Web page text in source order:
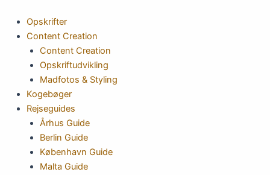
indholdet
Opskrifter
Content Creation
Content Creation
Opskriftudvikling
Madfotos & Styling
Kogebøger
Rejseguides
Århus Guide
Berlin Guide
København Guide
Malta Guide